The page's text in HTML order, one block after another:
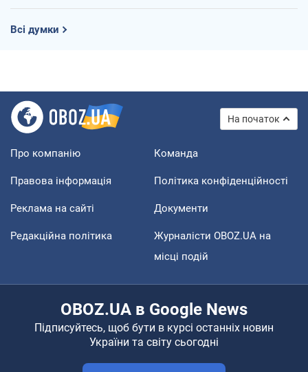
Всі думки
На початок
Про компанію Команда
Правова інформація Політика конфіденційності
Реклама на сайті Документи
Редакційна політика
Журналісти OBOZ.UA на
місці подій
OBOZ.UA в Google News
Підписуйтесь, щоб бути в курсі останніх новин
України та світу сьогодні